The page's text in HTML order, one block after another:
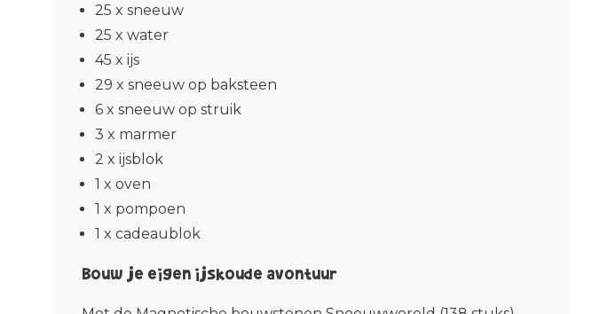
25 x sneeuw
25 x water
45 x ijs
29 x sneeuw op baksteen
6 x sneeuw op struik
3 x marmer
2 x ijsblok
1 x oven
1 x pompoen
1 x cadeaublok
Bouw je eigen ijskoude avontuur